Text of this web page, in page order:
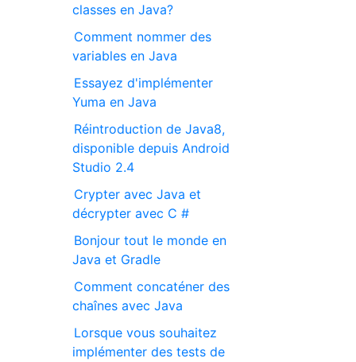
classes en Java?
Comment nommer des
variables en Java
Essayez d'implémenter
Yuma en Java
Réintroduction de Java8,
disponible depuis Android
Studio 2.4
Crypter avec Java et
décrypter avec C #
Bonjour tout le monde en
Java et Gradle
Comment concaténer des
chaînes avec Java
Lorsque vous souhaitez
implémenter des tests de